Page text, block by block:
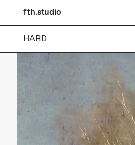
fth.studio
HARD